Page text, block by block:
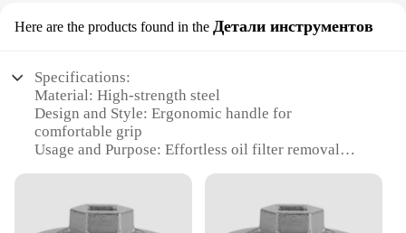
Here are the products found in the Детали инструментов
Specifications:
Material: High-strength steel
Design and Style: Ergonomic handle for
comfortable grip
Usage and Purpose: Effortless oil filter removal
Shape or Size or Weight or Quantity: Compact and
lightweight for easy handling